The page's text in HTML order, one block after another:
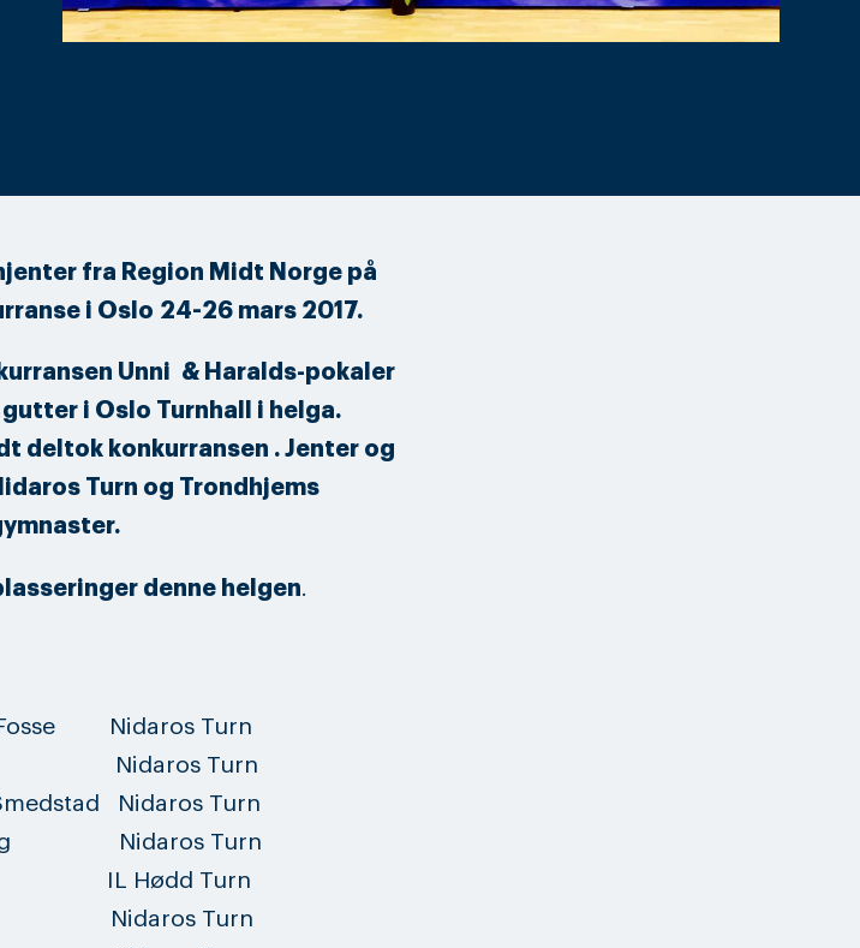
fra Region Midt Norge på
i Oslo 24-26 mars 2017.
Unni & Haralds-pokaler
i Oslo Turnhall i helga.
deltok konkurransen . Jenter og
Turn og Trondhjems
denne helgen.
Fosse Nidaros Turn
Nidaros Turn
Nidaros Turn
Nidaros Turn
IL Hødd Turn
Nidaros Turn